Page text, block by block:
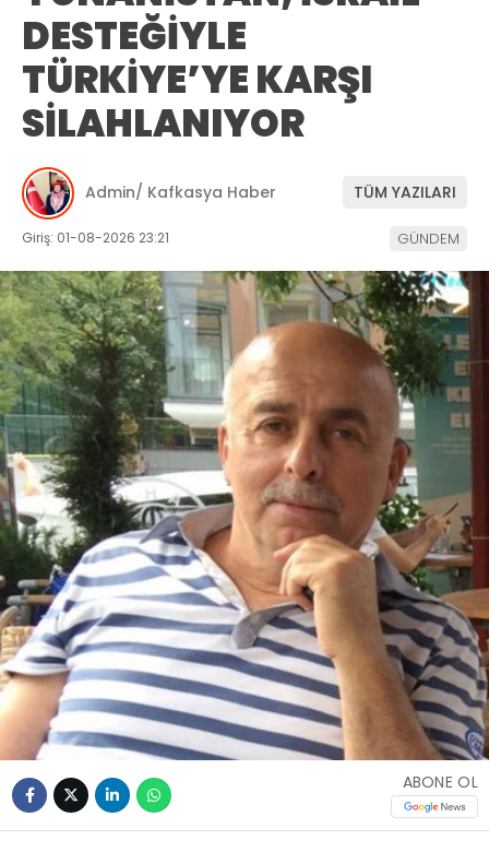
DESTEĞİYLE
TÜRKİYE’YE KARŞI
SİLAHLANIYOR
Admin/ Kafkasya Haber TÜM YAZILARI
Giriş: 01-08-2026 23:21 GÜNDEM
ABONE OL